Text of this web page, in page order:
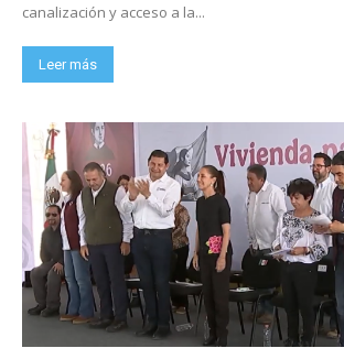
canalización y acceso a la...
Leer más